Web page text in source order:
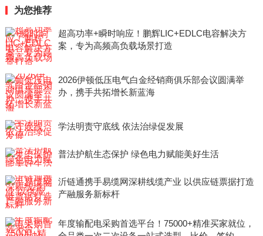
为您推荐
超高功率+瞬时响应！鹏辉LIC+EDLC电容解决方
案，专为高频高负载场景打造
2026伊顿低压电气白金经销商俱乐部会议圆满举
办，携手共拓增长新蓝海
学法明责守底线 依法治绿促发展
普法护航生态保护 绿色电力赋能美好生活
沂链通携手易缆网深耕线缆产业 以供应链票据打造
产融服务新标杆
年度输配电采购首选平台！75000+精准买家就位，